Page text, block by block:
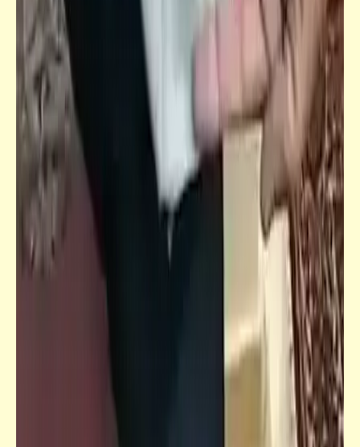
قصص_قصص عالمية
ست نساء وستة رجال | يوسف السباعي | امرأة
مغرورة (3)